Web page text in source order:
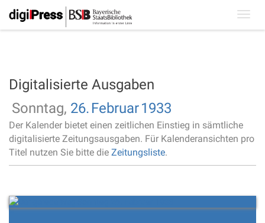
Digitalisierte Ausgaben
Sonntag, 26. Februar1933
Der Kalender bietet einen zeitlichen Einstieg in sämtliche
digitalisierte Zeitungsausgaben. Für Kalenderansichten pro
Titel nutzen Sie bitte die Zeitungsliste.